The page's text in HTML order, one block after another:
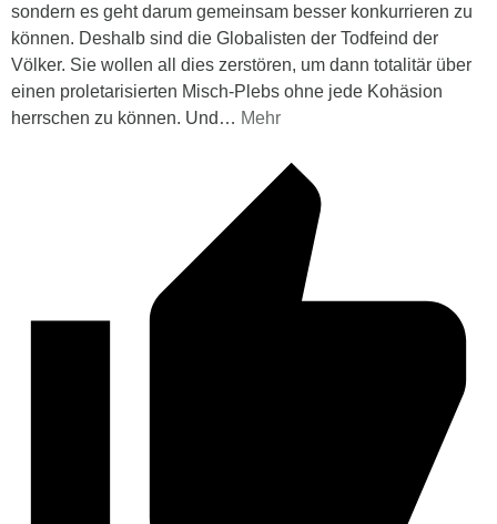
sondern es geht darum gemeinsam besser konkurrieren zu
können. Deshalb sind die Globalisten der Todfeind der
Völker. Sie wollen all dies zerstören, um dann totalitär über
einen proletarisierten Misch-Plebs ohne jede Kohäsion
herrschen zu können. Und … Mehr